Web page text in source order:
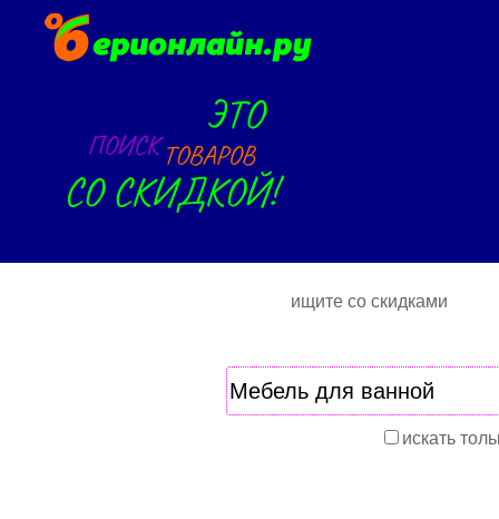
ищите со скидками
искать